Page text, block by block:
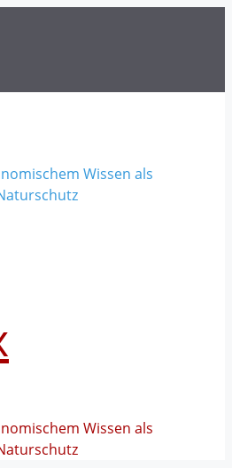
Wissen als
Wissen als